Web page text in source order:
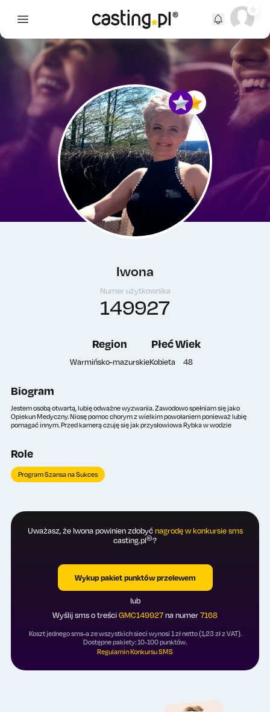
Open main menu
Iwona
Numer użytkownika
149927
Region
Warmińsko-mazurskie
Płeć
Kobieta
Wiek
48
Biogram
Jestem osobą otwartą, lubię odważne wyzwania. Zawodowo spełniam się jako
Opiekun Medyczny. Niosę pomoc chorym z wielkim powołaniem ponieważ lubię
pomagać innym. Przed kamerą czuję się jak przysłowiowa Rybka w wodzie
Role
Program Szansa na Sukces
Uważasz, że Iwona powinien zdobyćnagrodę w konkursie sms
casting.pl®?
Wykup pakiet punktów przelewem
lub
Wyślij sms o treściGMC149927na numer7168
Koszt jednego sms-a ze wszystkich sieci wynosi 1 zł netto (1,23 zł z VAT).
Dostępne pakiety: 10-100 punktów.
Regulamin Konkursu SMS